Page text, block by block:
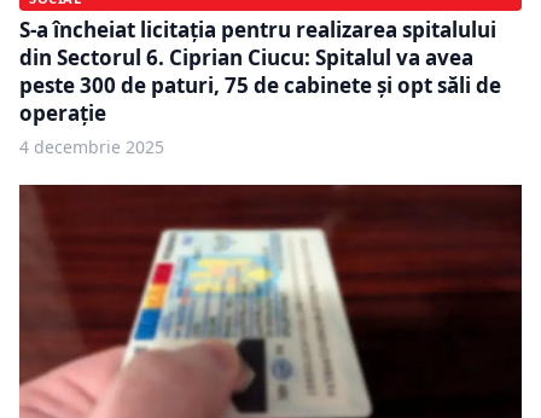
S-a încheiat licitația pentru realizarea spitalului
din Sectorul 6. Ciprian Ciucu: Spitalul va avea
peste 300 de paturi, 75 de cabinete şi opt săli de
operaţie
4 decembrie 2025